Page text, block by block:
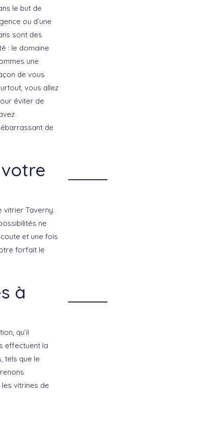
le but de
ou d’une
sont des
: le domaine
une
de vous
vous allez
éviter de
de
Taverny.
ne
et une fois
forfait le
à
qu’il
effectuent la
tels que le
vitrines de